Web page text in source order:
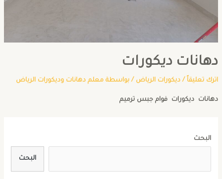
البحث
البحث
دهانات ديكورات
اترك تعليقاً / ديكورات الرياض / بواسطة معلم دهانات وديكورات الرياض
دهانات ديكورات فوام جبس ترميم